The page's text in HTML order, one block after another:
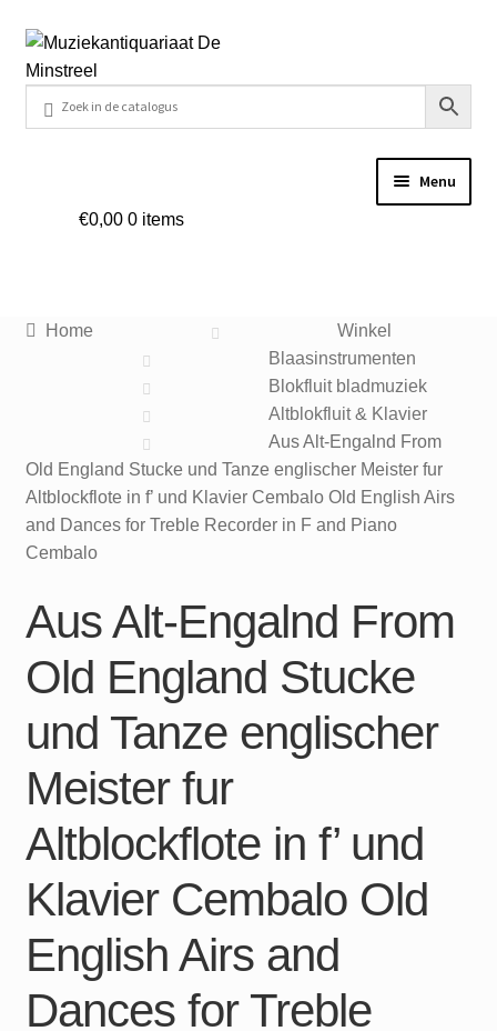
Ga
door
navigatie
Ga
naar
inhoud
Menu
Veel gestelde vragen
Mijn account
€0,00 0 items
Home
Winkel
Blaasinstrumenten
Blokfluit bladmuziek
Altblokfluit & Klavier
Aus Alt-Engalnd From
Old England Stucke und Tanze englischer Meister fur
Altblockflote in f’ und Klavier Cembalo Old English Airs
and Dances for Treble Recorder in F and Piano
Cembalo
Aus Alt-Engalnd From
Old England Stucke
und Tanze englischer
Meister fur
Altblockflote in f’ und
Klavier Cembalo Old
English Airs and
Dances for Treble